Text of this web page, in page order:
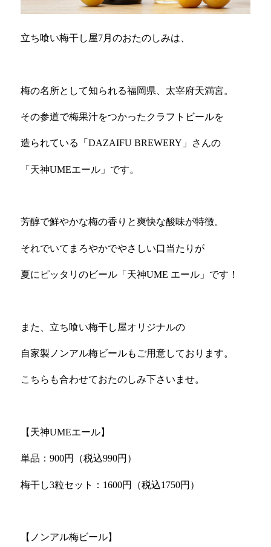
立ち喰い梅干し屋7月のおたのしみは、
梅の名所として知られる福岡県、太宰府天満宮。
その参道で梅果汁をつかったクラフトビールを
造られている「DAZAIFU BREWERY 」さんの
「天神UMEエール」です。
芳醇で鮮やかな梅の香りと爽快な酸味が特徴。
それでいてまろやかでやさしい口当たりが
夏にピッタリのビール「天神UME エール」です！
また、立ち喰い梅干し屋オリジナルの
自家製ノンアル梅ビールもご用意しております。
こちらも合わせておたのしみ下さいませ。
【天神UMEエール】
単品：900円（税込990円）
梅干し3粒セット： 1600円（税込1750円）
【ノンアル梅ビール】